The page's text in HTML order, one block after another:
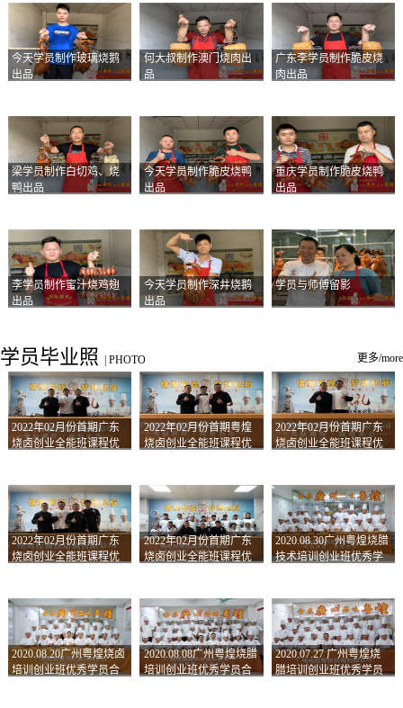
今天学员制作玻璃烧鹅
出品
何大叔制作澳门烧肉出
品
广东李学员制作脆皮烧
肉出品
梁学员制作白切鸡、烧
鸭出品
今天学员制作脆皮烧鸭
出品
重庆学员制作脆皮烧鸭
出品
李学员制作蜜汁烧鸡翅
出品
今天学员制作深井烧鹅
出品
学员与师傅留影
学员毕业照 PHOTO 更多/more
2022年02月份首期广东
烧卤创业全能班课程优
2022年02月份首期粤煌
烧卤创业全能班课程优
2022年02月份首期广东
烧卤创业全能班课程优
2022年02月份首期广东
烧卤创业全能班课程优
2022年02月份首期广东
烧卤创业全能班课程优
2020.08.30广州粤煌烧腊
技术培训创业班优秀学
2020.08.20广州粤煌烧卤
培训创业班优秀学员合
2020.08.08广州粤煌烧腊
培训创业班优秀学员合
2020.07.27 广州粤煌烧
腊培训创业班优秀学员